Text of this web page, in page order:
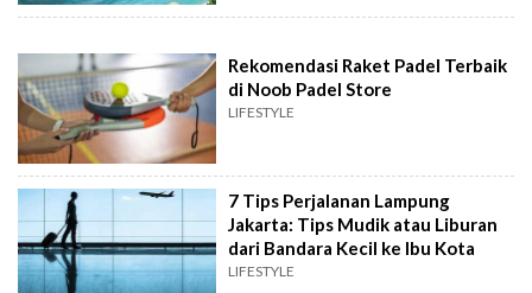
Rekomendasi Raket Padel Terbaik
di Noob Padel Store
LIFESTYLE
7 Tips Perjalanan Lampung
Jakarta: Tips Mudik atau Liburan
dari Bandara Kecil ke Ibu Kota
LIFESTYLE